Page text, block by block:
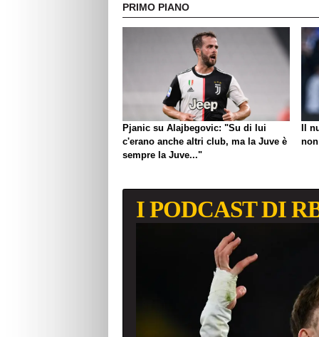
PRIMO PIANO
Pjanic su Alajbegovic: "Su di lui
c'erano anche altri club, ma la Juve è
sempre la Juve..."
Il
I PODCAST DI